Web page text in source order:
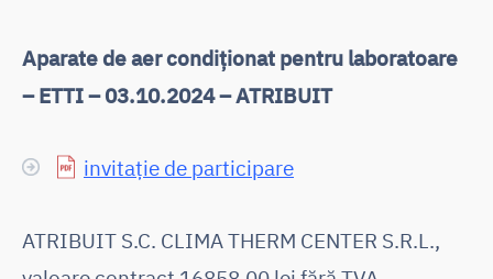
Aparate de aer condiționat pentru laboratoare
– ETTI – 03.10.2024 – ATRIBUIT
invitație de participare
ATRIBUIT S.C. CLIMA THERM CENTER S.R.L.,